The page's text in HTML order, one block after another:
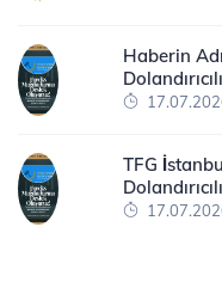
Haberin
TFG